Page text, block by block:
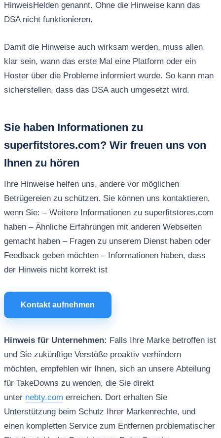
HinweisHelden genannt. Ohne die Hinweise kann das
DSA nicht funktionieren.
Damit die Hinweise auch wirksam werden, muss allen
klar sein, wann das erste Mal eine Platform oder ein
Hoster über die Probleme informiert wurde. So kann man
sicherstellen, dass das DSA auch umgesetzt wird.
Sie haben Informationen zu
superfitstores.com? Wir freuen uns von
Ihnen zu hören
Ihre Hinweise helfen uns, andere vor möglichen
Betrügereien zu schützen. Sie können uns kontaktieren,
wenn Sie: – Weitere Informationen zu superfitstores.com
haben – Ähnliche Erfahrungen mit anderen Webseiten
gemacht haben – Fragen zu unserem Dienst haben oder
Feedback geben möchten – Informationen haben, dass
der Hinweis nicht korrekt ist
Kontakt aufnehmen
Hinweis für Unternehmen: Falls Ihre Marke betroffen ist
und Sie zukünftige Verstöße proaktiv verhindern
möchten, empfehlen wir Ihnen, sich an unsere Abteilung
für TakeDowns zu wenden, die Sie direkt
unter nebty.com erreichen. Dort erhalten Sie
Unterstützung beim Schutz Ihrer Markenrechte, und
einen kompletten Service zum Entfernen problematischer